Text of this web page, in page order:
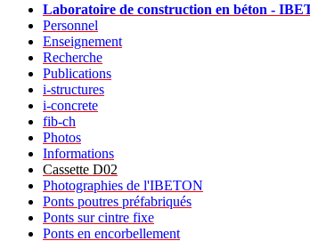
Laboratoire de construction en béton -
Personnel
Enseignement
Recherche
Publications
i-structures
i-concrete
fib-ch
Photos
Informations
Cassette D02
Photographies de l'IBETON
Ponts poutres préfabriqués
Ponts sur cintre fixe
Ponts en encorbellement